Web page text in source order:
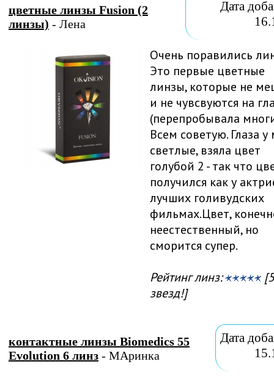
цветные линзы Fusion (2
линзы) - Лена
Дата
Очень поравились
Это первые цветные
линзы, которые не
и не чувсвуются на
(перепробывала
Всем советую. Глаза у
светлые, взяла цвет
голубой 2 - так что
получился как у
лучших голивудских
фильмах.Цвет,
неестественный, но
сморится супер.
Рейтинг линз:
звезд!]
контактные линзы Biomedics 55
Evolution 6 линз - МАринка
Дата